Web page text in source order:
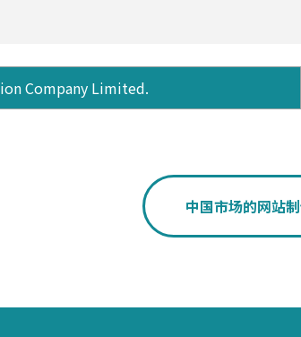
Company Limited.
中国市场的网站